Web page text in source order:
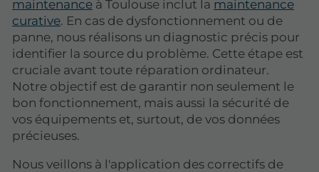
maintenance à Toulouse inclut la maintenance
curative. En cas de dysfonctionnement ou de
panne, nous réalisons un diagnostic précis pour
identifier la source du problème. Cette étape est
cruciale avant toute réparation ordinateur.
Notre objectif est de garantir non seulement le
bon fonctionnement, mais aussi la sécurité de
vos équipements et, surtout, de vos données
précieuses.
Nous veillons à l'application des correctifs de